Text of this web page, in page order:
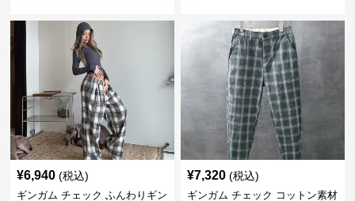
¥6,940 (税込)
ギンガム チェック ふんわりギン
¥7,320 (税込)
ギンガム チェック コットン素材